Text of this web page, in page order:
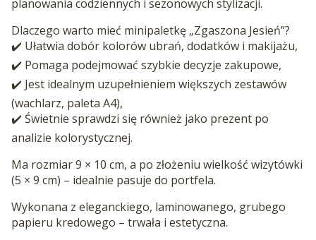
planowania codziennych i sezonowych stylizacji.
Dlaczego warto mieć minipaletkę „Zgaszona Jesień”?
✔️ Ułatwia dobór kolorów ubrań, dodatków i makijażu,
✔️ Pomaga podejmować szybkie decyzje zakupowe,
✔️ Jest idealnym uzupełnieniem większych zestawów
(wachlarz, paleta A4),
✔️ Świetnie sprawdzi się również jako prezent po
analizie kolorystycznej.
Ma rozmiar 9 × 10 cm, a po złożeniu wielkość wizytówki
(5 × 9 cm) – idealnie pasuje do portfela.
Wykonana z eleganckiego, laminowanego, grubego
papieru kredowego – trwała i estetyczna.